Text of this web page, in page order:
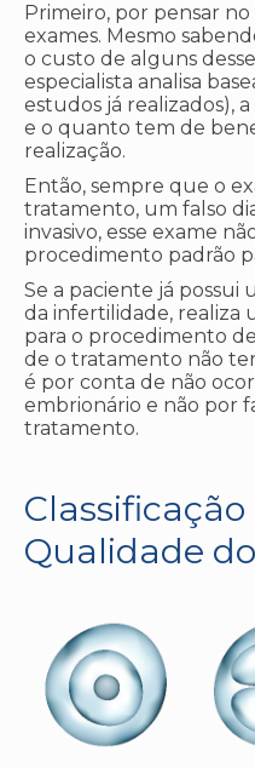
Primeiro, por pensar
exames. Mesmo
o custo de alguns
especialista analisa
estudos já realizados),
e o quanto tem de
realização.
Então, sempre que o
tratamento, um falso
invasivo, esse exame
procedimento padrão
Se a paciente já possui
da infertilidade, realiza
para o procedimento
de o tratamento não
é por conta de não
embrionário e não por
tratamento.
Qualidade